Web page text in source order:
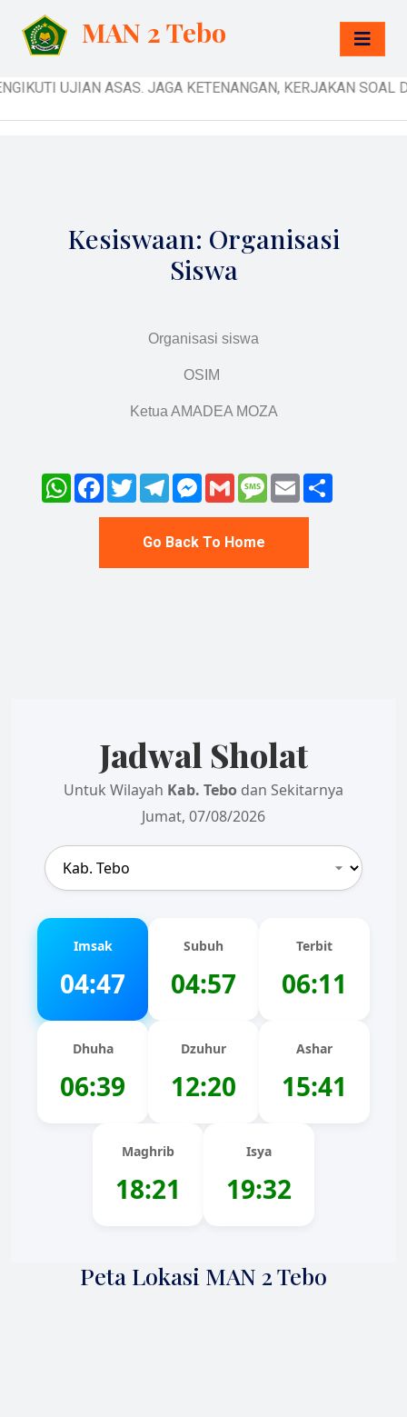
MAN 2 Tebo
UJIAN ASAS. JAGA KETENANGAN, KERJAKAN SOAL
Kesiswaan: Organisasi
Siswa
Organisasi siswa
OSIM
Ketua AMADEA MOZA
WhatsAppFacebook
TwitterTelegramMessenger
Gmail Message
Email
Go Back To Home
Jadwal Sholat
Untuk Wilayah Kab. Tebo dan Sekitarnya
Jumat, 07/08/2026
Imsak
04:47
Subuh
04:57
Terbit
06:11
Dhuha
06:39
Dzuhur
12:20
Ashar
15:41
Maghrib
18:21
Isya
19:32
Peta Lokasi MAN 2 Tebo